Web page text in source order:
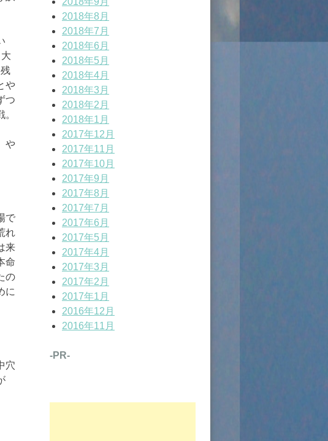
や
つ
や
で
れ
来
命
の
に
穴
2018年8月
2018年7月
2018年6月
2018年5月
2018年4月
2018年3月
2018年2月
2018年1月
2017年12月
2017年11月
2017年10月
2017年9月
2017年8月
2017年7月
2017年6月
2017年5月
2017年4月
2017年3月
2017年2月
2017年1月
2016年12月
2016年11月
-PR-